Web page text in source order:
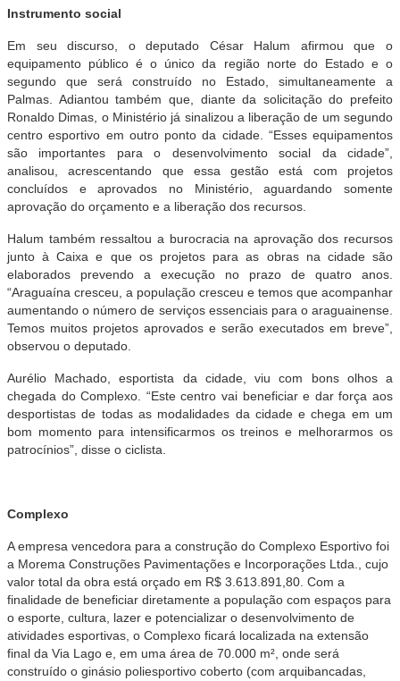
Instrumento social
Em seu discurso, o deputado César Halum afirmou que o
equipamento público é o único da região norte do Estado e o
segundo que será construído no Estado, simultaneamente a
Palmas. Adiantou também que, diante da solicitação do prefeito
Ronaldo Dimas, o Ministério já sinalizou a liberação de um segundo
centro esportivo em outro ponto da cidade. “Esses equipamentos
são importantes para o desenvolvimento social da cidade”,
analisou, acrescentando que essa gestão está com projetos
concluídos e aprovados no Ministério, aguardando somente
aprovação do orçamento e a liberação dos recursos.
Halum também ressaltou a burocracia na aprovação dos recursos
junto à Caixa e que os projetos para as obras na cidade são
elaborados prevendo a execução no prazo de quatro anos.
“Araguaína cresceu, a população cresceu e temos que acompanhar
aumentando o número de serviços essenciais para o araguainense.
Temos muitos projetos aprovados e serão executados em breve”,
observou o deputado.
Aurélio Machado, esportista da cidade, viu com bons olhos a
chegada do Complexo. “Este centro vai beneficiar e dar força aos
desportistas de todas as modalidades da cidade e chega em um
bom momento para intensificarmos os treinos e melhorarmos os
patrocínios”, disse o ciclista.
Complexo
A empresa vencedora para a construção do Complexo Esportivo foi
a Morema Construções Pavimentações e Incorporações Ltda., cujo
valor total da obra está orçado em R$ 3.613.891,80. Com a
finalidade de beneficiar diretamente a população com espaços para
o esporte, cultura, lazer e potencializar o desenvolvimento de
atividades esportivas, o Complexo ficará localizada na extensão
final da Via Lago e, em uma área de 70.000 m², onde será
construído o ginásio poliesportivo coberto (com arquibancadas,